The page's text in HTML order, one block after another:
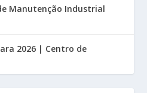
Manutenção Industrial
2026 | Centro de